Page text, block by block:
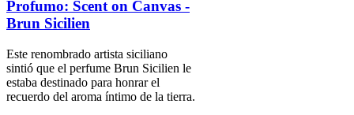
Profumo: Scent on Canvas -
Brun Sicilien
Este renombrado artista siciliano
sintió que el perfume Brun Sicilien le
estaba destinado para honrar el
recuerdo del aroma íntimo de la tierra.